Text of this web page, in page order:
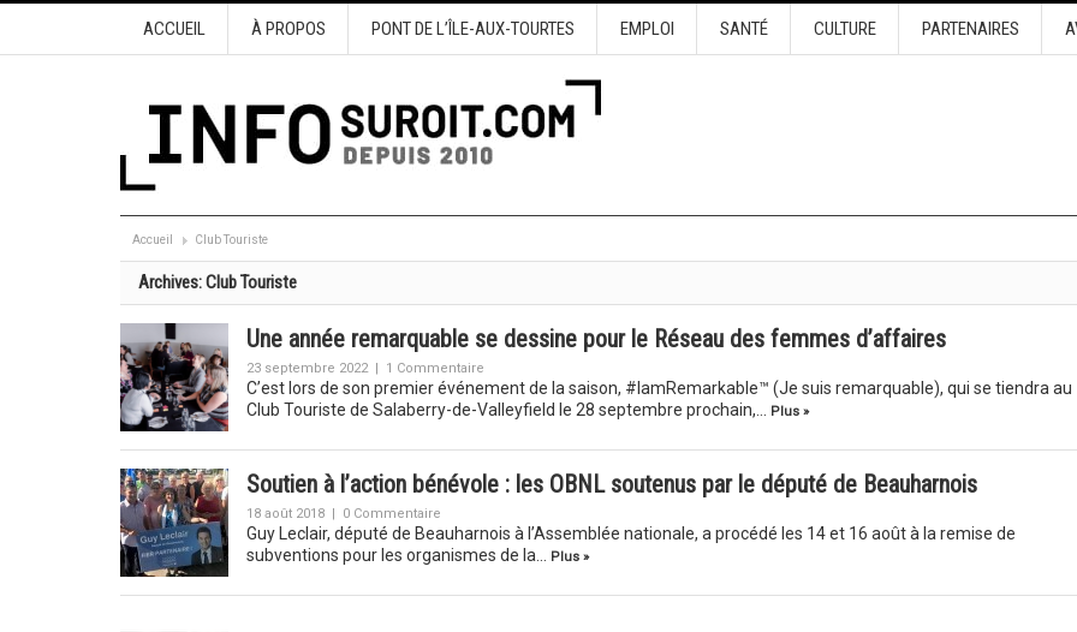
ACCUEIL À PROPOS PONT DE L’ÎLE-AUX-TOURTES EMPLOI SANTÉ CULTURE PARTENAIRES
Accueil Club Touriste
Archives:Club Touriste
Une année remarquable se dessine pour le Réseau des femmes d’affaires
23 septembre 2022 | 1 Commentaire
C’est lors de son premier événement de la saison, #IamRemarkable™ (Je suis remarquable), qui se tiendra au
Club Touriste de Salaberry-de-Valleyfield le 28 septembre prochain,…
Plus »
Soutien à l’action bénévole : les OBNL soutenus par le député de Beauharnois
18 août 2018 | 0 Commentaire
Guy Leclair, député de Beauharnois à l’Assemblée nationale, a procédé les 14 et 16 août à la remise de
subventions pour les organismes de la…
Plus »